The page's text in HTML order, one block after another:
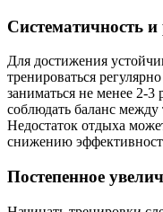
Систематичность и
Для достижения
тренироваться
заниматься не менее 2-
соблюдать баланс
Недостаток отдыха
снижению
Постепенное